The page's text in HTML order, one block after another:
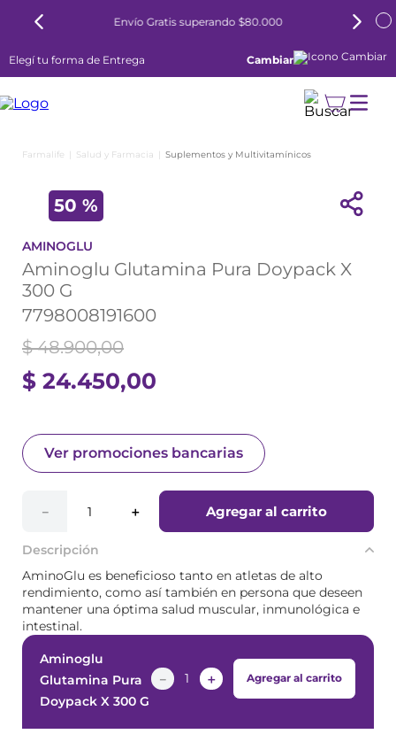
Envío Gratis superando $80.000
Elegí tu forma de Entrega Cambiar
Salud y Farmacia Suplementos y Multivitamínicos
50 %
AMINOGLU
Aminoglu Glutamina Pura Doypack X
300 G
7798008191600
$ 24.450,00
$ 48.900,00
Ver promociones bancarias
＋
－ Agregar al carrito
Descripción
AminoGlu es beneficioso tanto en atletas de alto
rendimiento, como así también en persona que deseen
mantener una óptima salud muscular, inmunológica e
intestinal.
Aminoglu
Glutamina Pura
Doypack X 300 G
＋
－ Agregar al carrito